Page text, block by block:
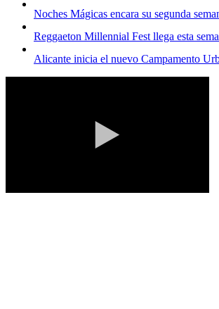
Noches Mágicas encara su segunda
Reggaeton Millennial Fest llega esta
Alicante inicia el nuevo Campamento